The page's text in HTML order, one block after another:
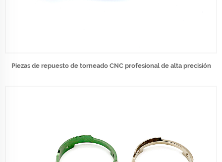
Piezas de repuesto de torneado CNC profesional de alta precisión